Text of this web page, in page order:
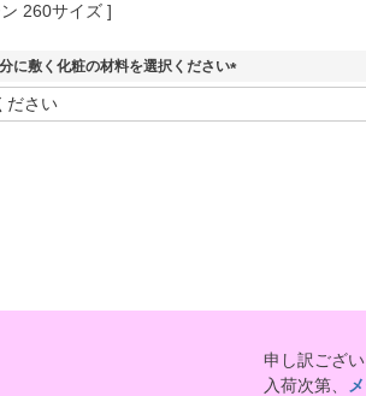
260サイズ
に敷く化粧の材料を選択ください
(
申し訳ござ
入荷次第、